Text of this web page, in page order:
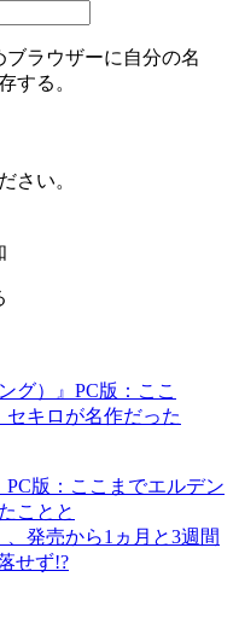
ラウザーに自分の名
する。
さい。
PC版：ここまでエルデン
ことと
、発売から1ヵ月と3週間
せず!?